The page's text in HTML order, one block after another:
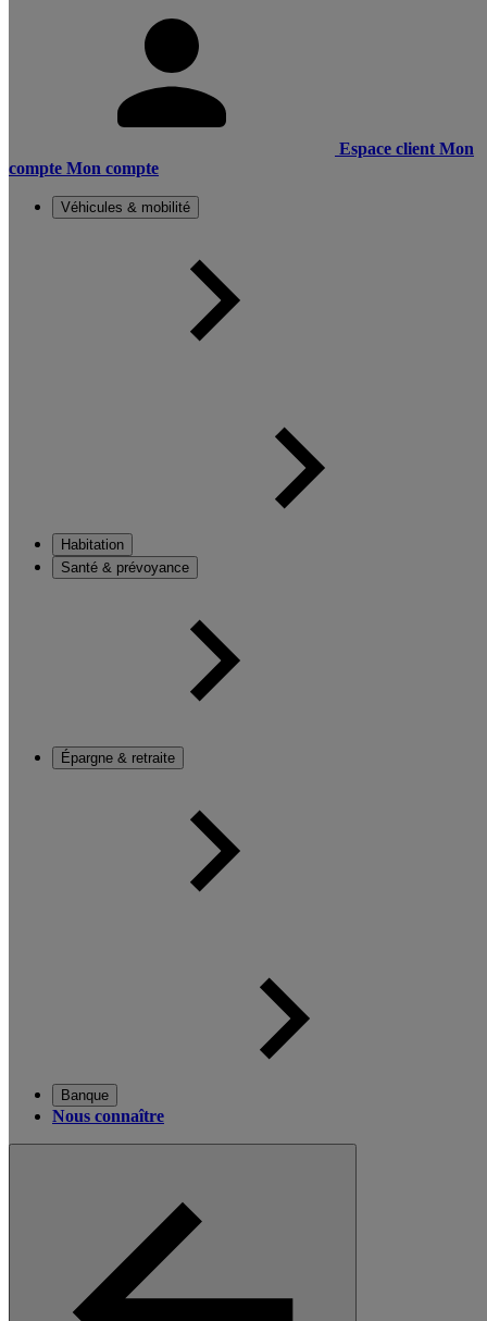
Espace client Mon
compte Mon compte
Véhicules & mobilité
Habitation
Santé & prévoyance
Épargne & retraite
Banque
Nous connaître